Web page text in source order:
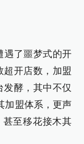
遇了噩梦式的开
超开店数，加盟
酵，其中不仅
加盟体系，更声
甚至移花接木其